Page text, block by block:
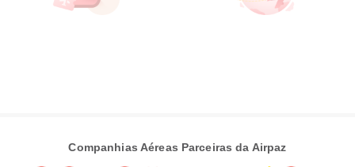
Companhias Aéreas Parceiras da Airpaz